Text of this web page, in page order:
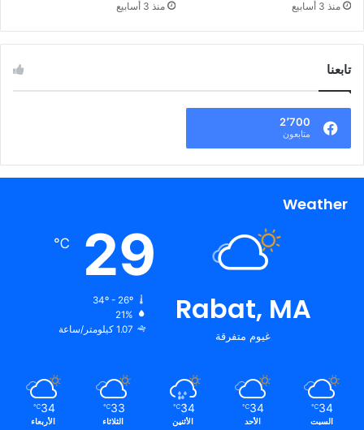
منذ 3 أسابيع منذ 3 أسابيع
تابعنا
2٬700
متابعون
Weather
Rabat, MA
غيوم متفرقة
29
℃
34º - 26º
21%
1.07 كيلومتر/ساعة
34
℃
السبت
34
℃
الأحد
34
℃
الأثنين
33
℃
الثلاثاء
34
℃
الأربعاء